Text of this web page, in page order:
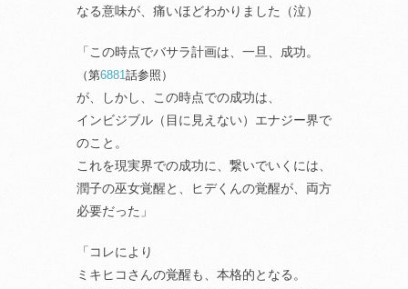
なる意味が、痛いほどわかりました（泣）
「この時点でバサラ計画は、一旦、成功。
（第6881話参照）
が、しかし、この時点での成功は、
インビジブル（目に見えない）エナジー界で
のこと。
これを現実界での成功に、繋いでいくには、
潤子の巫女覚醒と、ヒデくんの覚醒が、両方
必要だった」
「コレにより
ミキヒコさんの覚醒も、本格的となる。